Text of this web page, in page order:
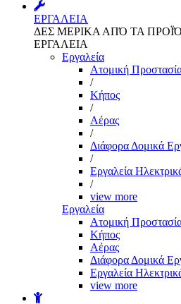
ΕΡΓΑΛΕΙΑ
ΔΕΣ ΜΕΡΙΚΑ ΑΠΌ ΤΑ
ΕΡΓΑΛΕΙΑ
Εργαλεία
Aτομική
/
Kήπος
/
Αέρας
/
Διάφορα Δομικά
/
Εργαλεία
/
view more
Εργαλεία
Aτομική
Kήπος
Αέρας
Διάφορα Δομικά
Εργαλεία
view more